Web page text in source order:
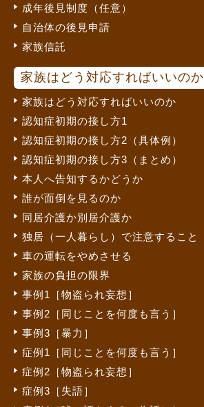
成年後見制度（任意）
自治体の後見申請
家族信託
家族はどう対応すればいいのか
家族はどう対応すればいいのか
認知症初期の接し方1
認知症初期の接し方2（具体例）
認知症初期の接し方3（まとめ）
本人へ告知するかどうか
誰が面倒を見るのか
同居介護か別居介護か
独居（一人暮らし）で注意すること
車の運転をやめさせる
家族の負担の限界
事例1［物盗られ妄想］
事例2［同じことを何度も言う］
事例3［暴力］
症例1［同じことを何度も言う］
症例2［物盗られ妄想］
症例3［失語］